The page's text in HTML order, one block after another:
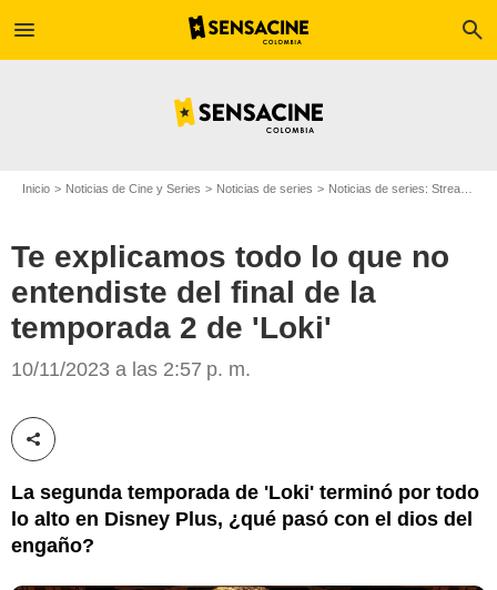
menu search
Inicio Noticias de Cine y Series Noticias de series Noticias de series: Streaming
Te explicamos todo lo que no
entendiste del final de la
temporada 2 de 'Loki'
10/11/2023 a las 2:57 p. m.
Compartir esta noticia
La segunda temporada de 'Loki' terminó por todo
lo alto en Disney Plus, ¿qué pasó con el dios del
engaño?
Espinof